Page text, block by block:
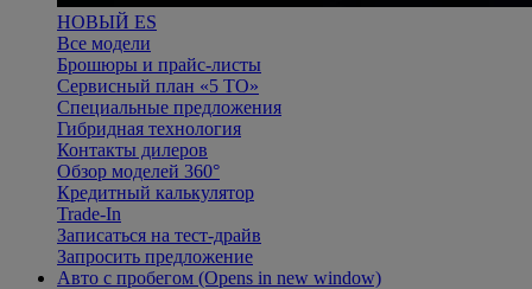
НОВЫЙ ES
Все модели
Брошюры и прайс-листы
Сервисный план «5 ТО»
Специальные предложения
Гибридная технология
Контакты дилеров
Обзор моделей 360°
Кредитный калькулятор
Trade-In
Записаться на тест-драйв
Запросить предложение
Авто с пробегом (Opens in new window)